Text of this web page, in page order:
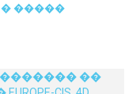
� �����